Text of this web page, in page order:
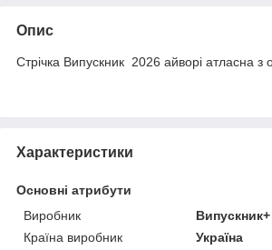
Опис
Стрічка Випускник 2026 айворі атласна
Характеристики
Основні атрибути
Виробник
Випускник+
Країна виробник
Україна